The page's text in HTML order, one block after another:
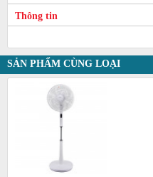
Thông tin
SẢN PHẨM CÙNG LOẠI